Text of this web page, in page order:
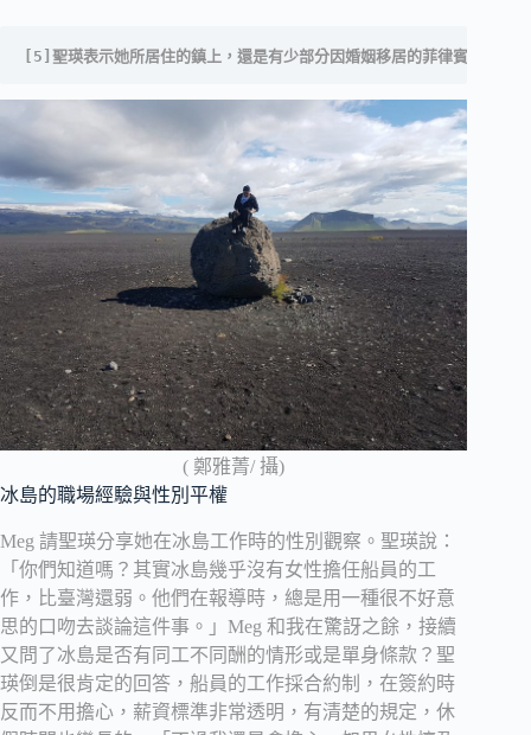
[5]聖瑛表示她所居住的鎮上，還是有少部分因婚姻移居的菲律賓人和泰
( 鄭雅菁/ 攝)
冰島的職場經驗與性別平權
Meg 請聖瑛分享她在冰島工作時的性別觀察。聖瑛說：
「你們知道嗎？其實冰島幾乎沒有女性擔任船員的工
作，比臺灣還弱。他們在報導時，總是用一種很不好意
思的口吻去談論這件事。」Meg 和我在驚訝之餘，接續
又問了冰島是否有同工不同酬的情形或是單身條款？聖
瑛倒是很肯定的回答，船員的工作採合約制，在簽約時
反而不用擔心，薪資標準非常透明，有清楚的規定，休